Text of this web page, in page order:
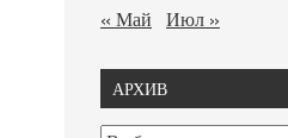
« Май Июл »
АРХИВ